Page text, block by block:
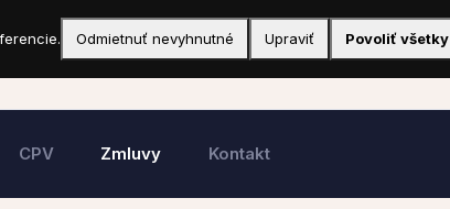
CPV Zmluvy Kontakt
Odmietnuť nevyhnutné Upraviť Povoliť všetky